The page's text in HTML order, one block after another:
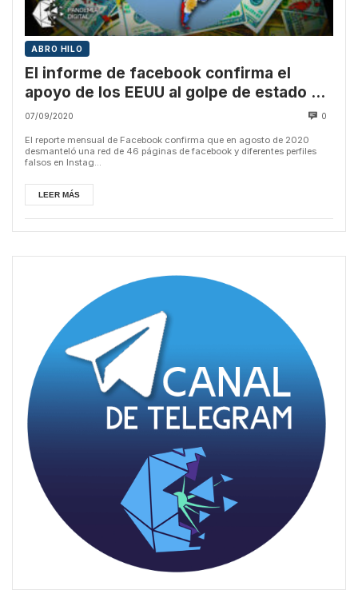
ABRO HILO
El informe de facebook confirma el
apoyo de los EEUU al golpe de estado en
Bolivia y contra los gobiernos de México
07/09/2020 0
El reporte mensual de Facebook confirma que en agosto de 2020
desmanteló una red de 46 páginas de facebook y diferentes perfiles
falsos en Instag...
LEER MÁS